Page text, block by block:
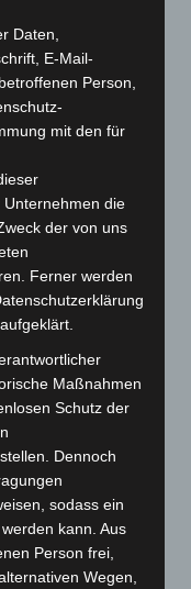
Daten,
E-Mail-
Person,
mit den für
die
der von uns
Ferner werden
Maßnahmen
Schutz der
Dennoch
sodass ein
kann. Aus
Person frei,
Wegen,